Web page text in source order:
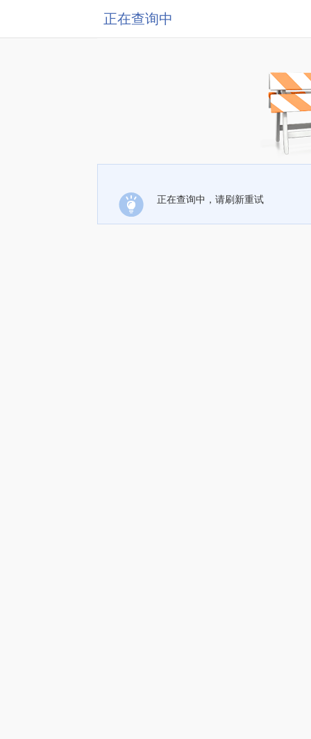
正在查询中
正在查询中，请刷新重试